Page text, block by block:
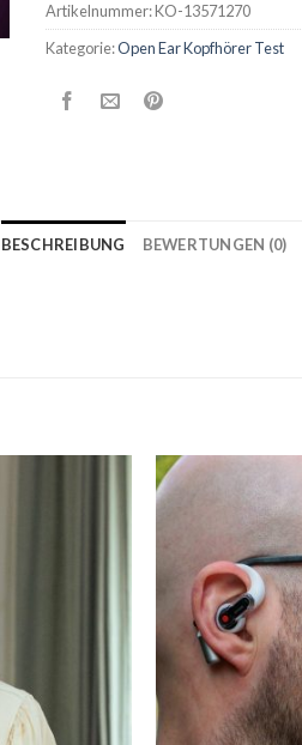
Artikelnummer:KO-13571270
Kategorie:Open Ear Kopfhörer Test
BESCHREIBUNG BEWERTUNGEN (0)